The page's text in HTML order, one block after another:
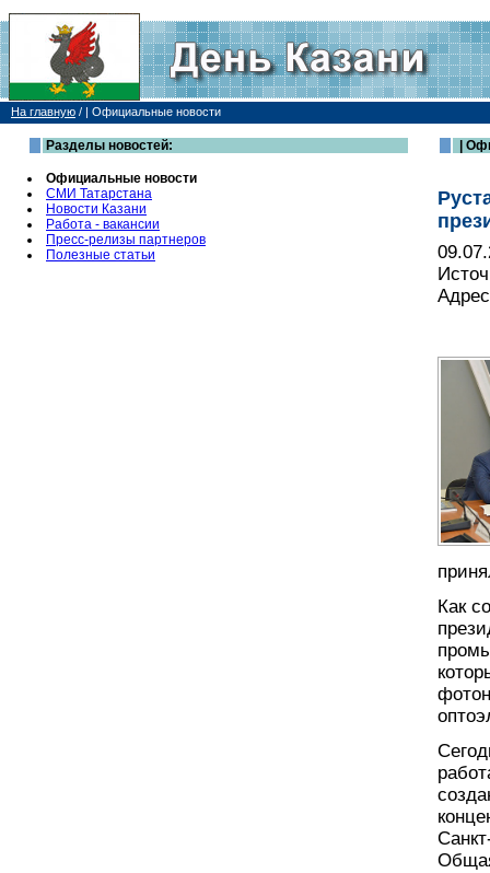
На главную / | Официальные новости
Разделы новостей:
Официальные новости
СМИ Татарстана
Новости Казани
Работа - вакансии
Пресс-релизы партнеров
Полезные статьи
|
Как